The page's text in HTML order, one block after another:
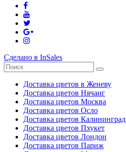
Сделано в InSales
Доставка цветов в Женеву
Доставка цветов Нячанг
Доставка цветов Москва
Доставка цветов Осло
Доставка цветов Калининград
Доставка цветов Пхукет
Доставка цветов Лондон
Доставка цветов Париж